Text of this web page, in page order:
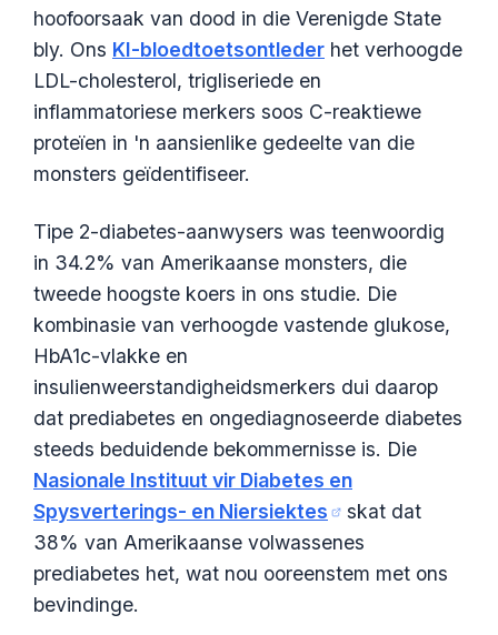
hoofoorsaak van dood in die Verenigde State
bly. Ons KI-bloedtoetsontleder het verhoogde
LDL-cholesterol, trigliseriede en
inflammatoriese merkers soos C-reaktiewe
proteïen in 'n aansienlike gedeelte van die
monsters geïdentifiseer.
Tipe 2-diabetes-aanwysers was teenwoordig
in 34.2% van Amerikaanse monsters, die
tweede hoogste koers in ons studie. Die
kombinasie van verhoogde vastende glukose,
HbA1c-vlakke en
insulienweerstandigheidsmerkers dui daarop
dat prediabetes en ongediagnoseerde diabetes
steeds beduidende bekommernisse is. Die
Nasionale Instituut vir Diabetes en
Spysverterings- en Niersiektes
skat dat
38% van Amerikaanse volwassenes
prediabetes het, wat nou ooreenstem met ons
bevindinge.